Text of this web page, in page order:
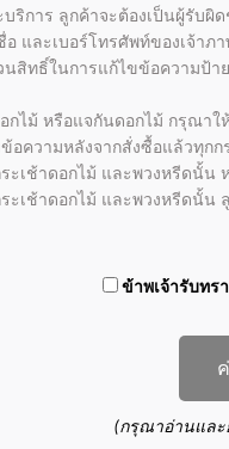
ริการ ลูกค้าจะต้องเป็นผู้รับผิ
และเบอร์โทรศัพท์ของเจ้าภ
วนสิทธิ์ในการแก้ไขข้อความ
กไม้ หรือแจกันดอกไม้ กรุณา
อความหลังจากสั่งซื้อแล้วทุก
ะเช้าดอกไม้ และพวงหรีดนั้น
ะเช้าดอกไม้ และพวงหรีดนั้
ข้าพเจ้ารับทร
(กรุณาอ่านและ